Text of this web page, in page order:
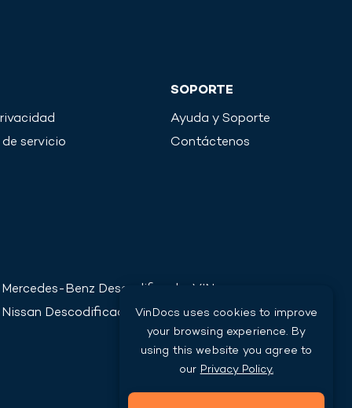
VinDocs uses cookies to improve
your browsing experience. By
using this website you agree to
our Privacy Policy.
servicio
SOPORTE
Ayuda y Soporte
Contáctenos
Mercedes-Benz Descodificador VIN
Nissan Descodificador VIN